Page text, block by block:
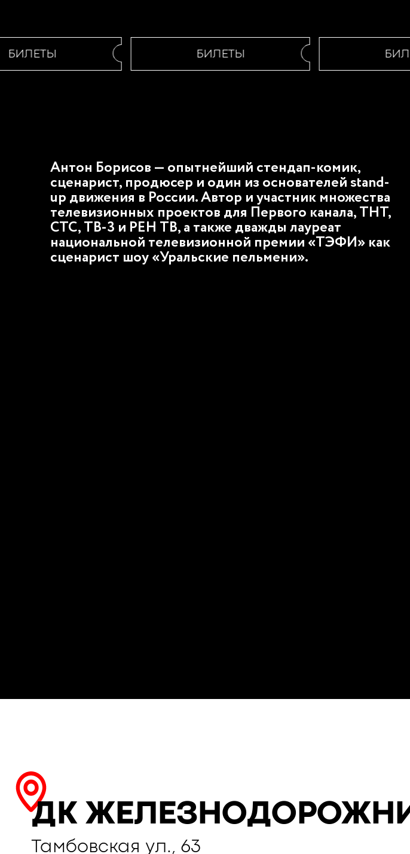
БИЛЕТЫ
Антон Борисов — опытнейший стендап-комик,
сценарист, продюсер и один из основателей stand-
up движения в России. Автор и участник множества
телевизионных проектов для Первого канала, ТНТ,
СТС, ТВ-3 и РЕН ТВ, а также дважды лауреат
национальной телевизионной премии «ТЭФИ» как
сценарист шоу «Уральские пельмени».
ДК
Тамбовская ул., 63